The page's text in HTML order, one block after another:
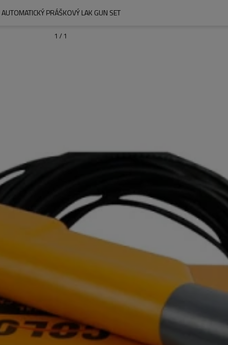
AUTOMATICKÝ PRÁŠKOVÝ LAK GUN SET
1 / 1